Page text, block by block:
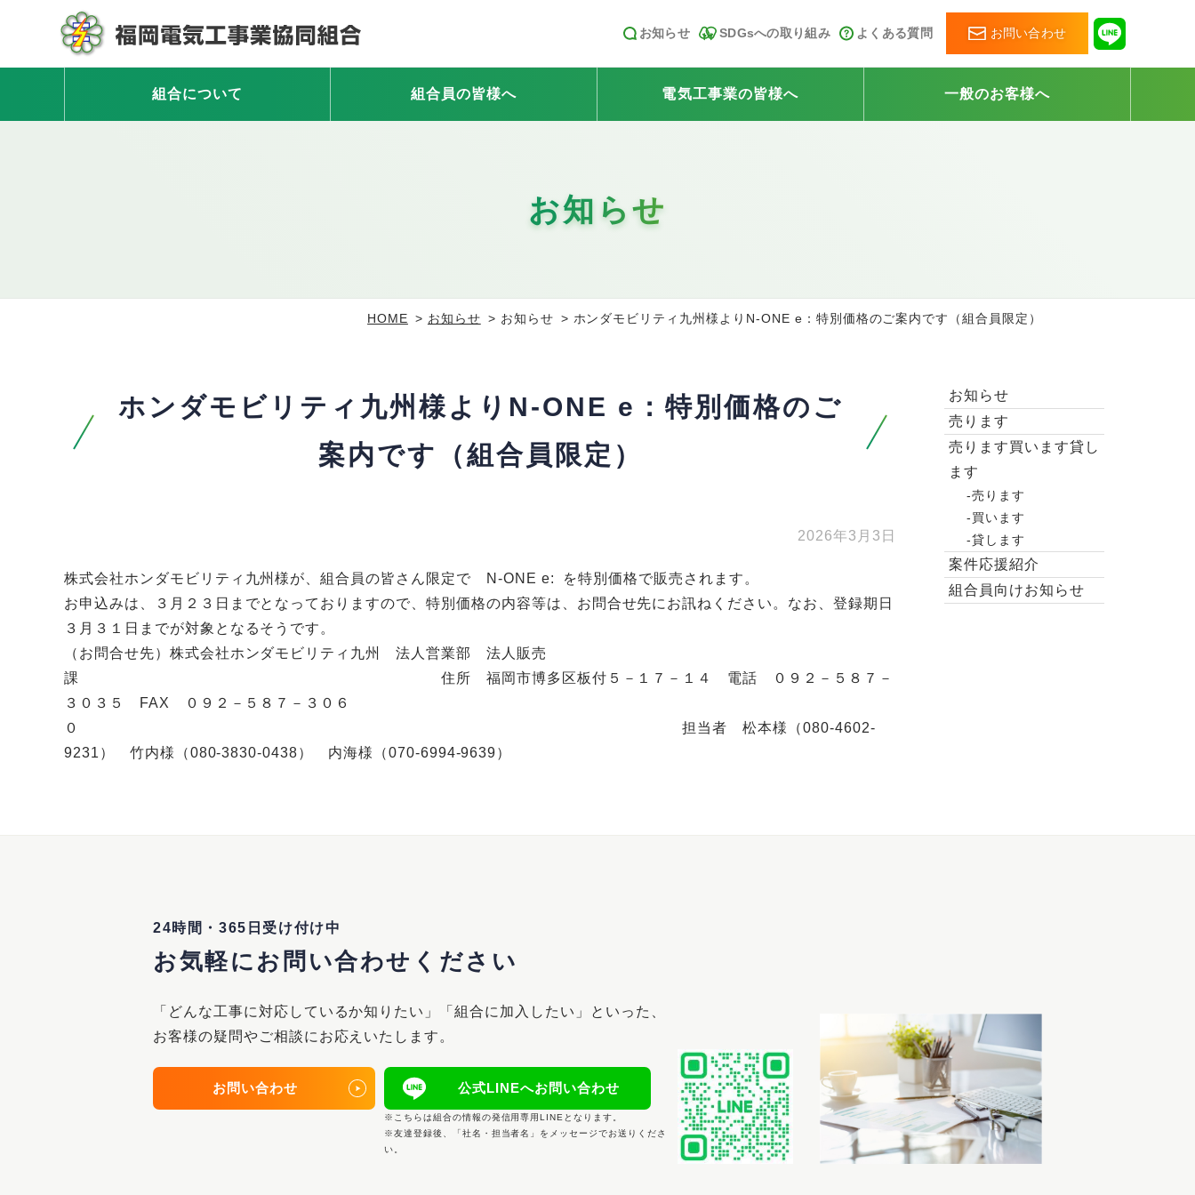
お知らせ SDGsへの取り組み よくある質問 お問い合わせ
組合について 組合員の皆様へ 電気工事業の皆様へ 一般のお客様へ
お知らせ
HOME お知らせ お知らせ ホンダモビリティ九州様よりN‐ONE e：特別価格のご案内です（組合員限定）
ホンダモビリティ九州様よりN‐ONE e：特別価格のご
案内です（組合員限定）
2026年3月3日
株式会社ホンダモビリティ九州様が、組合員の皆さん限定で N-ONE e: を特別価格で販売されます。
お申込みは、３月２３日までとなっておりますので、特別価格の内容等は、お問合せ先にお訊ねください。なお、登録期日
３月３１日までが対象となるそうです。
（お問合せ先）株式会社ホンダモビリティ九州 法人営業部 法人販売
課 住所 福岡市博多区板付５－１７－１４ 電話 ０９２－５８７－
３０３５ FAX ０９２－５８７－３０６
０ 担当者 松本様（080-4602-
9231） 竹内様（080-3830-0438） 内海様（070-6994-9639）
お知らせ
売ります
売ります買います貸し
ます
-売ります
-買います
-貸します
案件応援紹介
組合員向けお知らせ
24時間・365日受け付け中
お気軽にお問い合わせください
「どんな工事に対応しているか知りたい」「組合に加入したい」といった、
お客様の疑問やご相談にお応えいたします。
お問い合わせ 公式LINEへお問い合わせ
※こちらは組合の情報の発信用専用LINEとなります。
※友達登録後、「社名・担当者名」をメッセージでお送りくださ
い。